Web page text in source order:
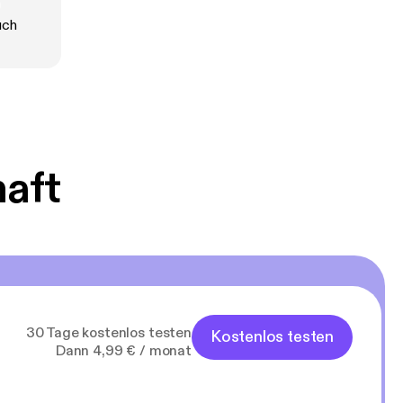
den Kopf
30 Tage kostenlos testen
Dann 4,99 € / monat
Kostenlos testen